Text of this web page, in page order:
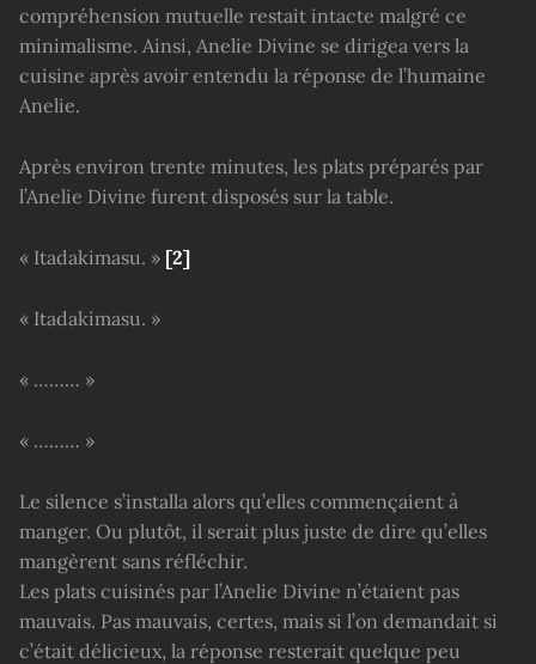
compréhension mutuelle restait intacte malgré ce
minimalisme. Ainsi, Anelie Divine se dirigea vers la
cuisine après avoir entendu la réponse de l’humaine
Anelie.
Après environ trente minutes, les plats préparés par
l’Anelie Divine furent disposés sur la table.
« Itadakimasu. » [2]
« Itadakimasu. »
« ……… »
« ……… »
Le silence s’installa alors qu’elles commençaient à
manger. Ou plutôt, il serait plus juste de dire qu’elles
mangèrent sans réfléchir.
Les plats cuisinés par l’Anelie Divine n’étaient pas
mauvais. Pas mauvais, certes, mais si l’on demandait si
c’était délicieux, la réponse resterait quelque peu